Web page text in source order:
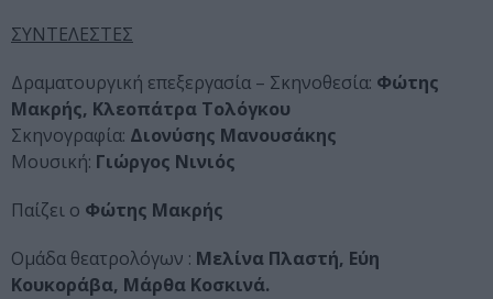
ΣΥΝΤΕΛΕΣΤΕΣ
Δραματουργική επεξεργασία – Σκηνοθεσία: Φώτης
Μακρής, Κλεοπάτρα Τολόγκου
Σκηνογραφία: Διονύσης Μανουσάκης
Μουσική: Γιώργος Νινιός
Παίζει ο Φώτης Μακρής
Ομάδα θεατρολόγων : Μελίνα Πλαστή, Εύη
Κουκοράβα, Μάρθα Κοσκινά.